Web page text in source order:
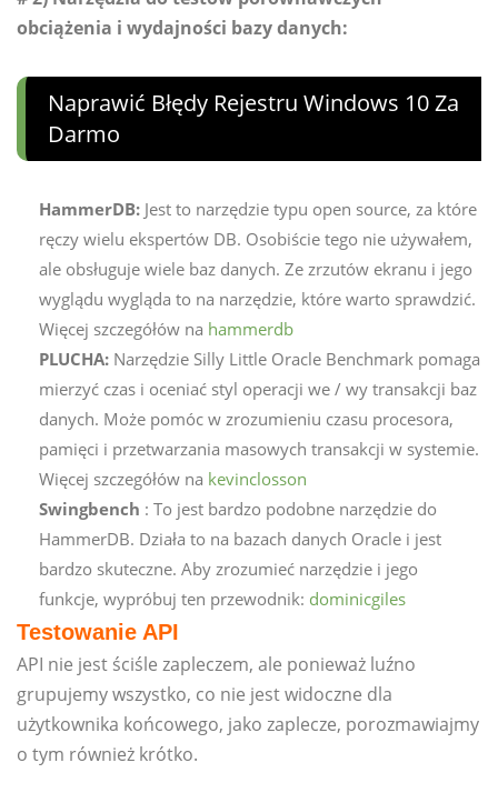
obciążenia i wydajności bazy danych:
Naprawić Błędy Rejestru Windows 10 Za
Darmo
HammerDB: Jest to narzędzie typu open source, za które
ręczy wielu ekspertów DB. Osobiście tego nie używałem,
ale obsługuje wiele baz danych. Ze zrzutów ekranu i jego
wyglądu wygląda to na narzędzie, które warto sprawdzić.
Więcej szczegółów na hammerdb
PLUCHA: Narzędzie Silly Little Oracle Benchmark pomaga
mierzyć czas i oceniać styl operacji we / wy transakcji baz
danych. Może pomóc w zrozumieniu czasu procesora,
pamięci i przetwarzania masowych transakcji w systemie.
Więcej szczegółów na kevinclosson
Swingbench : To jest bardzo podobne narzędzie do
HammerDB. Działa to na bazach danych Oracle i jest
bardzo skuteczne. Aby zrozumieć narzędzie i jego
funkcje, wypróbuj ten przewodnik: dominicgiles
Testowanie API
API nie jest ściśle zapleczem, ale ponieważ luźno
grupujemy wszystko, co nie jest widoczne dla
użytkownika końcowego, jako zaplecze, porozmawiajmy
o tym również krótko.